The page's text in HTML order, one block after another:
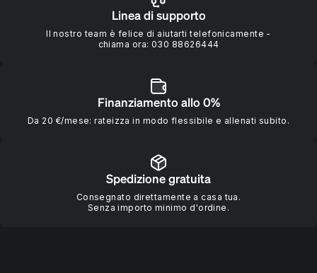
Linea di supporto
Il nostro team è felice di aiutarti telefonicamente -
chiama ora: 030 88626444
Finanziamento allo 0%
Da 20 €/mese: rateizza in modo flessibile e allenati subito.
Spedizione gratuita
Consegnato direttamente a casa tua.
Senza importo minimo d'ordine.